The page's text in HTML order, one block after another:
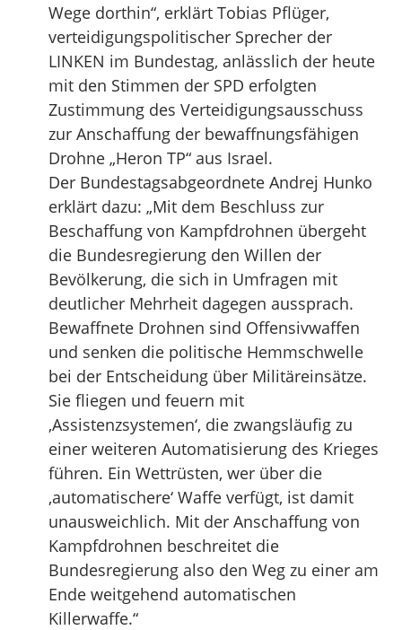
Wege dorthin“, erklärt Tobias Pflüger,
verteidigungspolitischer Sprecher der
LINKEN im Bundestag, anlässlich der heute
mit den Stimmen der SPD erfolgten
Zustimmung des Verteidigungsausschuss
zur Anschaffung der bewaffnungsfähigen
Drohne „Heron TP“ aus Israel.
Der Bundestagsabgeordnete Andrej Hunko
erklärt dazu: „Mit dem Beschluss zur
Beschaffung von Kampfdrohnen übergeht
die Bundesregierung den Willen der
Bevölkerung, die sich in Umfragen mit
deutlicher Mehrheit dagegen aussprach.
Bewaffnete Drohnen sind Offensivwaffen
und senken die politische Hemmschwelle
bei der Entscheidung über Militäreinsätze.
Sie fliegen und feuern mit
‚Assistenzsystemen‘, die zwangsläufig zu
einer weiteren Automatisierung des Krieges
führen. Ein Wettrüsten, wer über die
‚automatischere‘ Waffe verfügt, ist damit
unausweichlich. Mit der Anschaffung von
Kampfdrohnen beschreitet die
Bundesregierung also den Weg zu einer am
Ende weitgehend automatischen
Killerwaffe.“